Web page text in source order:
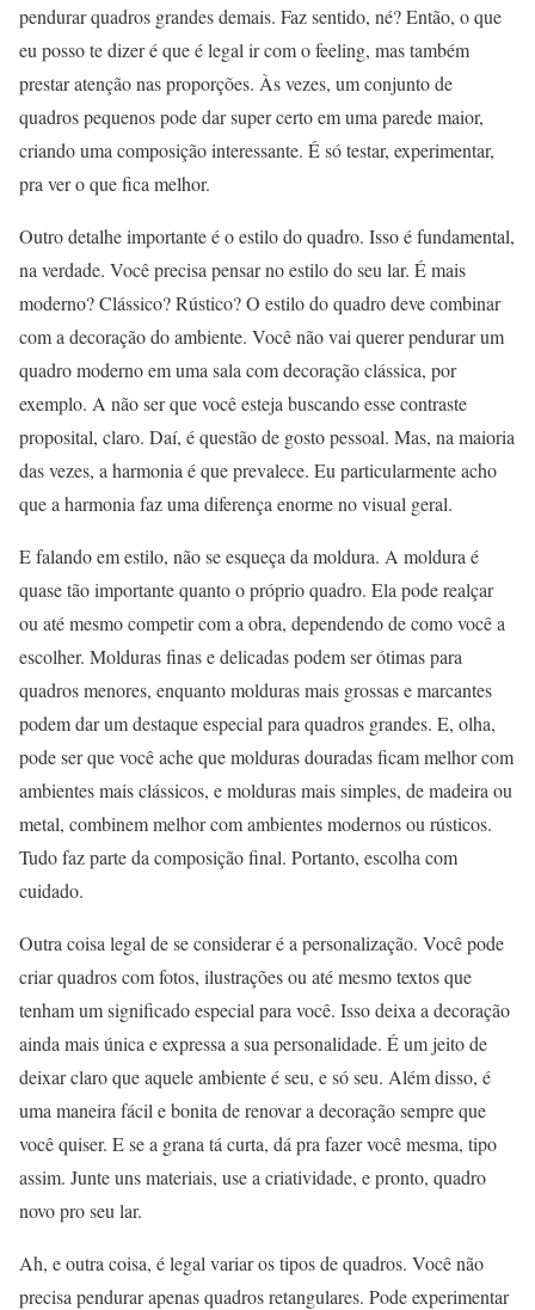
pendurar quadros grandes demais. Faz sentido, né? Então, o que
eu posso te dizer é que é legal ir com o feeling, mas também
prestar atenção nas proporções. Às vezes, um conjunto de
quadros pequenos pode dar super certo em uma parede maior,
criando uma composição interessante. É só testar, experimentar,
pra ver o que fica melhor.
Outro detalhe importante é o estilo do quadro. Isso é fundamental,
na verdade. Você precisa pensar no estilo do seu lar. É mais
moderno? Clássico? Rústico? O estilo do quadro deve combinar
com a decoração do ambiente. Você não vai querer pendurar um
quadro moderno em uma sala com decoração clássica, por
exemplo. A não ser que você esteja buscando esse contraste
proposital, claro. Daí, é questão de gosto pessoal. Mas, na maioria
das vezes, a harmonia é que prevalece. Eu particularmente acho
que a harmonia faz uma diferença enorme no visual geral.
E falando em estilo, não se esqueça da moldura. A moldura é
quase tão importante quanto o próprio quadro. Ela pode realçar
ou até mesmo competir com a obra, dependendo de como você a
escolher. Molduras finas e delicadas podem ser ótimas para
quadros menores, enquanto molduras mais grossas e marcantes
podem dar um destaque especial para quadros grandes. E, olha,
pode ser que você ache que molduras douradas ficam melhor com
ambientes mais clássicos, e molduras mais simples, de madeira ou
metal, combinem melhor com ambientes modernos ou rústicos.
Tudo faz parte da composição final. Portanto, escolha com
cuidado.
Outra coisa legal de se considerar é a personalização. Você pode
criar quadros com fotos, ilustrações ou até mesmo textos que
tenham um significado especial para você. Isso deixa a decoração
ainda mais única e expressa a sua personalidade. É um jeito de
deixar claro que aquele ambiente é seu, e só seu. Além disso, é
uma maneira fácil e bonita de renovar a decoração sempre que
você quiser. E se a grana tá curta, dá pra fazer você mesma, tipo
assim. Junte uns materiais, use a criatividade, e pronto, quadro
novo pro seu lar.
Ah, e outra coisa, é legal variar os tipos de quadros. Você não
precisa pendurar apenas quadros retangulares. Pode experimentar